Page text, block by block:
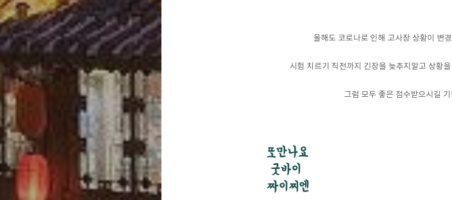
올해도 코로나로 인해 고사장 상황이 변
시험 치르기 직전까지 긴장을 늦추지말고 상황
그럼 모두 좋은 점수받으시길